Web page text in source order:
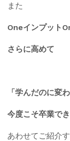
また
Oneインプット
さらに高めて
「学んだのに変
今度こそ卒業で
あわせてご紹介